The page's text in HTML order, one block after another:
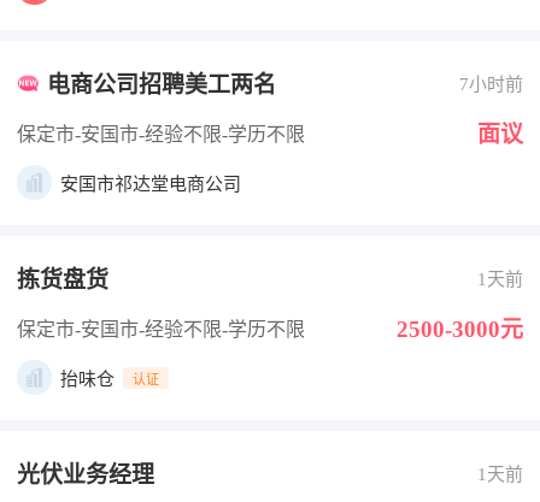
电商公司招聘美工两名 7小时前
保定市-安国市-经验不限-学历不限 面议
安国市祁达堂电商公司
拣货盘货 1天前
保定市-安国市-经验不限-学历不限 2500-3000元
抬味仓 认证
光伏业务经理 1天前